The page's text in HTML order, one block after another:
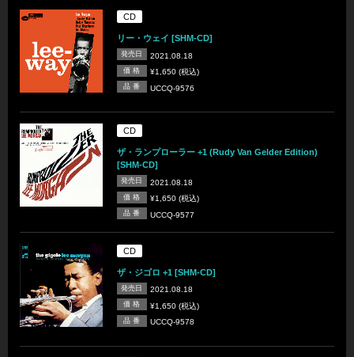
CD
リー・ウェイ [SHM-CD]
発売日 2021.08.18
価 格 ¥1,650 (税込)
品 番 UCCQ-9576
CD
ザ・ランプローラー +1 (Rudy Van Gelder Edition)
[SHM-CD]
発売日 2021.08.18
価 格 ¥1,650 (税込)
品 番 UCCQ-9577
CD
ザ・ジゴロ +1 [SHM-CD]
発売日 2021.08.18
価 格 ¥1,650 (税込)
品 番 UCCQ-9578